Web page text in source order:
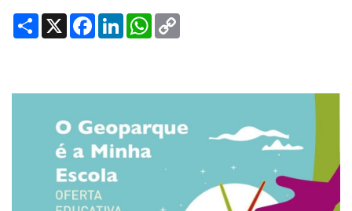
Share
X Facebook
LinkedInWhatsApp